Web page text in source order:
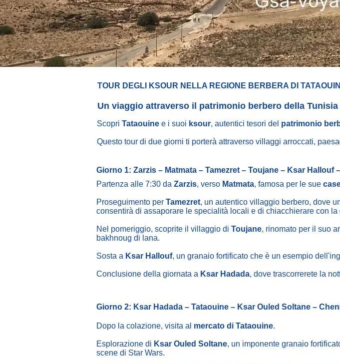
TOUR DEGLI KSOUR NELLA REGIONE BERBERA DI
Un viaggio attraverso il patrimonio berbero della
Scopri Tataouine e i suoi ksour, autentici tesori del patrimonio
Questo tour di due giorni ti porterà attraverso villaggi arroccati,
Giorno 1: Zarzis – Matmata – Tamezret – Toujane – Ksar Hallouf
Partenza alle 7:30 da Zarzis, verso Matmata, famosa per le sue
Proseguimento per Tamezret, un autentico villaggio berbero, dove
consentirà di assaporare le specialità locali e di chiacchierare con la
Nel pomeriggio, scoprite il villaggio di Toujane, rinomato per il suo
bakhnoug di lana.
Sosta a Ksar Hallouf, un granaio fortificato che è un esempio
Conclusione della giornata a Ksar Hadada, dove trascorrerete la
Giorno 2: Ksar Hadada – Tataouine – Ksar Ouled Soltane –
Dopo la colazione, visita al mercato di Tataouine.
Esplorazione di Ksar Ouled Soltane, un imponente granaio
scene di Star Wars.